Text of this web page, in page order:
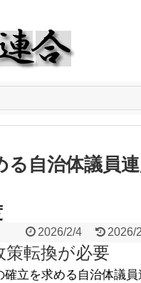
る自治体議員
2026/2/4 2026/
転換が必要
確立を求める自治体議